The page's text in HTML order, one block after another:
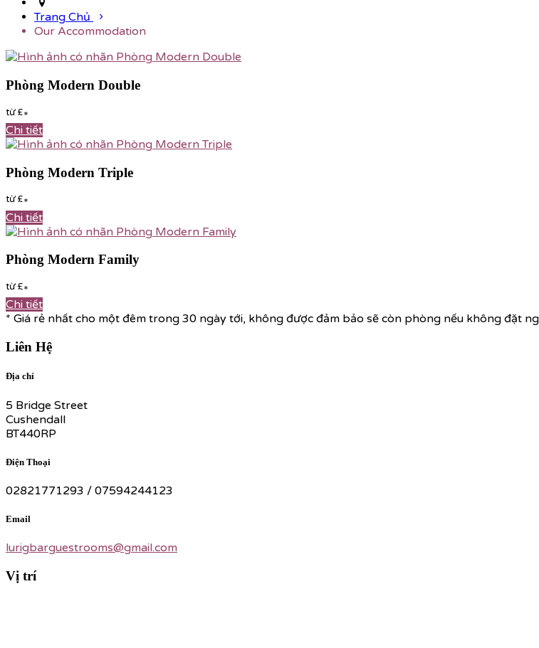
Trang Chủ
Our Accommodation
Phòng Modern Double
từ £*
Chi tiết
Phòng Modern Triple
từ £*
Chi tiết
Phòng Modern Family
từ £*
Chi tiết
* Giá rẻ nhất cho một đêm trong 30 ngày tới, không được đảm bảo sẽ còn phòng nếu không đặt
Liên Hệ
Địa chỉ
5 Bridge Street
Cushendall
BT440RP
Điện Thoại
02821771293 / 07594244123
Email
lurigbarguestrooms@gmail.com
Vị trí